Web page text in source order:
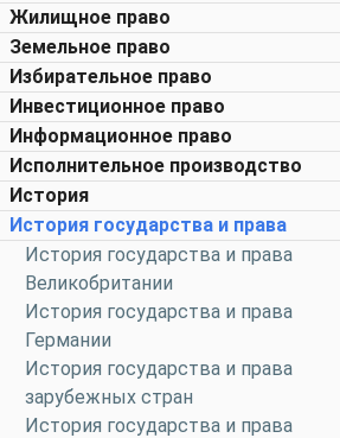
Жилищное право
Земельное право
Избирательное право
Инвестиционное право
Информационное право
Исполнительное производство
История
История государства и права
История государства и права
Великобритании
История государства и права
Германии
История государства и права
зарубежных стран
История государства и права